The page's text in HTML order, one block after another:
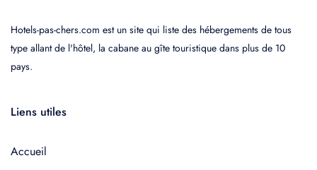
Hotels-pas-chers.com est un site qui liste des hébergements de tous
type allant de l'hôtel, la cabane au gîte touristique dans plus de 10
pays.
Liens utiles
Accueil